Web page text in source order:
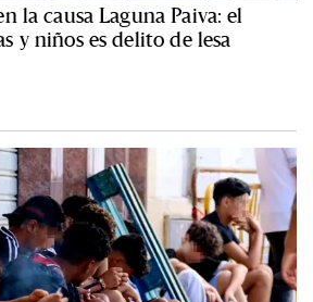
la causa Laguna Paiva: el
y niños es delito de lesa